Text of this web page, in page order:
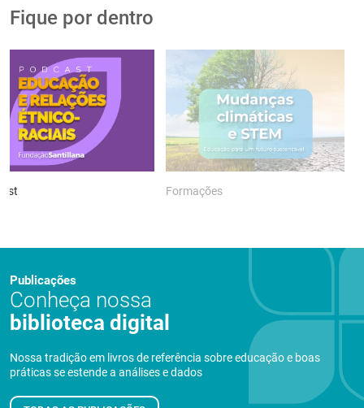
Fique por dentro
Formações
Publicações
Conheça nossa
biblioteca digital
Nossa tradição em livros de referência sobre educação e boas
práticas se estende a análises e dados